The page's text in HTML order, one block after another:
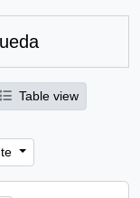
Table view